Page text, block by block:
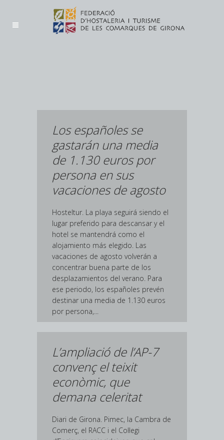
Los españoles se
gastarán una media
de 1.130 euros por
persona en sus
vacaciones de agosto
Hosteltur. La playa seguirá siendo el
lugar preferido para descansar y el
hotel se mantendrá como el
alojamiento más elegido. Las
vacaciones de agosto volverán a
concentrar buena parte de los
desplazamientos del verano. Para
ese periodo, los españoles prevén
destinar una media de 1.130 euros
por persona,...
L’ampliació de l’AP-7
convenç el teixit
econòmic, que
demana celeritat
Diari de Girona. Pimec, la Cambra de
Comerç, el RACC i el Col·legi